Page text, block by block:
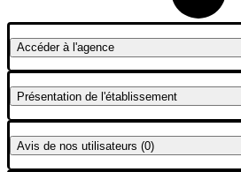
Accéderà l'agence
Présentation de l'établissement
Avis de nos utilisateurs (0)